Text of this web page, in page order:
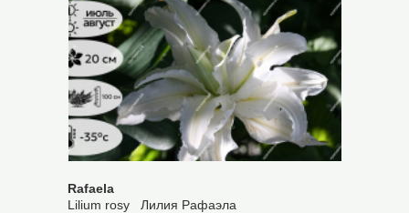
Rafaela
Lilium rosy Лилия Рафаэла